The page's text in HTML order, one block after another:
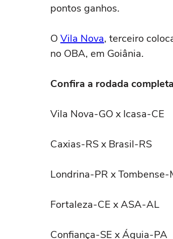
pontos ganhos.
O Vila Nova, terceiro
no OBA, em Goiânia.
Confira a rodada
Vila Nova-GO x Icasa-CE
Caxias-RS x Brasil-RS
Londrina-PR x Tombense-
Fortaleza-CE x ASA-AL
Confiança-SE x Águia-PA